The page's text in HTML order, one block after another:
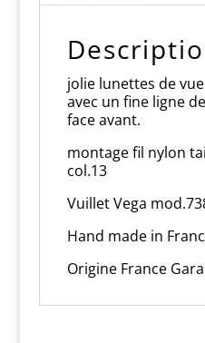
jolie lunettes de
avec un fine ligne
face avant.
montage fil nylon
col.13
Vuillet Vega
Hand made in
Origine France